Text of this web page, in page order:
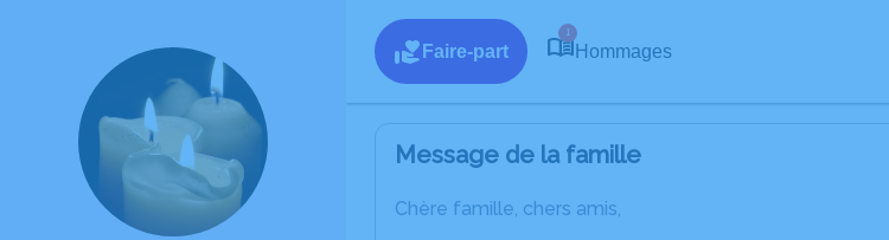
Faire-part
1
Hommages
Message de la famille
Chère famille, chers amis,